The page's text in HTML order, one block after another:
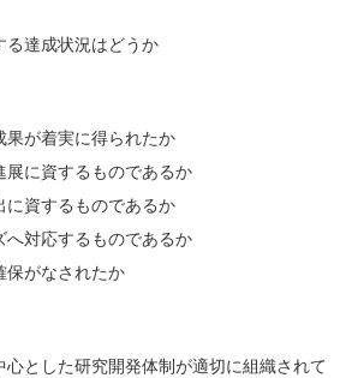
る達成状況はどうか
果が着実に得られたか
展に資するものであるか
に資するものであるか
へ対応するものであるか
保がなされたか
心とした研究開発体制が適切に組織されて